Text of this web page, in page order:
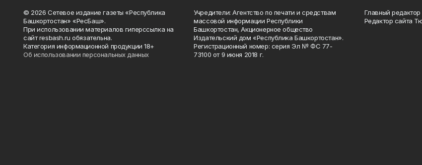
© 2026 Сетевое издание газеты «Республика
Башкортостан» «РесБаш».
При использовании материалов гиперссылка на
сайт resbash.ru обязательна.
Категория информационной продукции 18+
Об использовании персональных данных
Учредители: Агентство по печати и средствам
массовой информации Республики
Башкортостан, Акционерное общество
Издательский дом «Республика Башкортостан».
Регистрационный номер: серия Эл № ФС 77-
73100 от 9 июня 2018 г.
Главный
Редактор сайта